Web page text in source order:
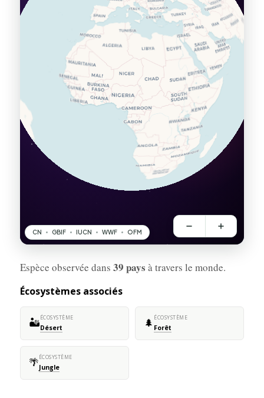
Espèce observée dans 39 pays à travers le monde.
Écosystèmes associés
🏜️ÉCOSYSTÈME
Désert 🌲 ÉCOSYSTÈME
Forêt
🌴ÉCOSYSTÈME
Jungle